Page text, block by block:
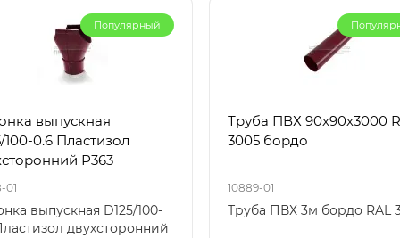
Популярный
выпускная
100-0.6 Пластизол
Р363
01
выпускная D125/100-
двухсторонний
Труба ПВХ 90х90х3000
3005 бордо
10889-01
Труба ПВХ 3м бордо RAL